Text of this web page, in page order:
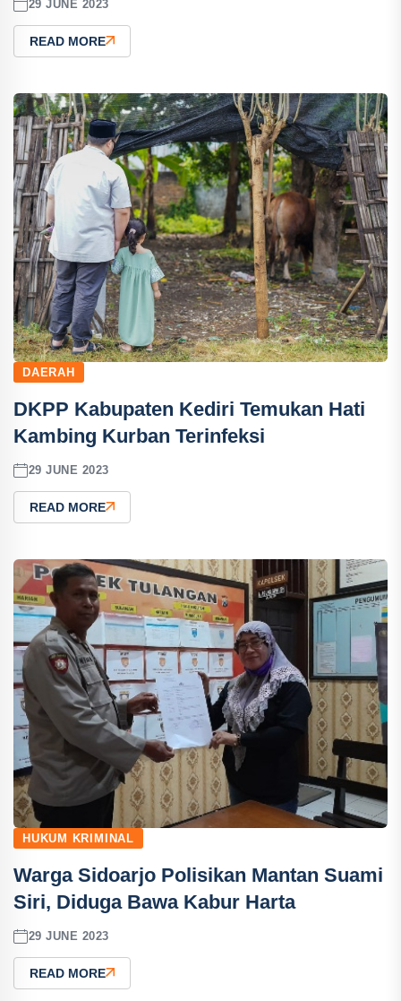
29 JUNE 2023
READ MORE
DAERAH
DKPP Kabupaten Kediri Temukan Hati
Kambing Kurban Terinfeksi
29 JUNE 2023
READ MORE
HUKUM KRIMINAL
Warga Sidoarjo Polisikan Mantan Suami
Siri, Diduga Bawa Kabur Harta
29 JUNE 2023
READ MORE